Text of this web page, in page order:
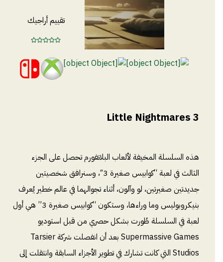
تقييم أراجيك
Little Nightmares 3
هذه السلسلة المخيفة لألعاب البلاتفورم تحصل على الجزء
الثالث في لعبة “كوابيس صغيرة 3″، وسنرافق شخصيتين
جديدتين صغيرتين، لو وآلون، أثناء تجوالهما في عالم خطير يُعرف
بنيكروبوليس وما وراءها، وستكون “كوابيس صغيرة 3” هي أول
لعبة في السلسلة طُورت بشكل حصري من قبل استوديو
Supermassive Games بعد أن انفصلت شركة Tarsier
Studios التي كانت تشارك في تطوير الأجزاء السابقة وانتقلت إلى